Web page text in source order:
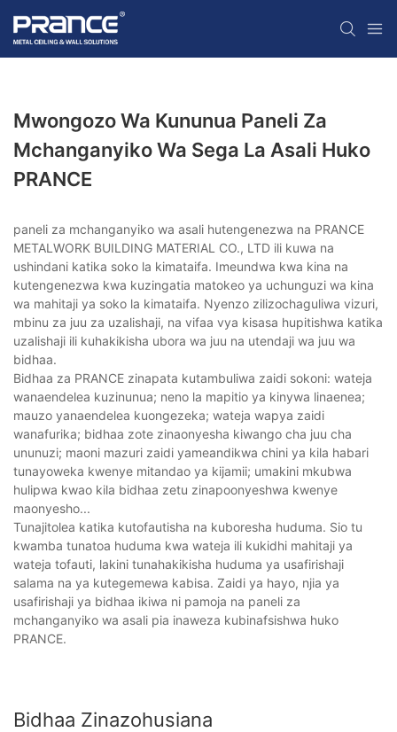
Mwongozo Wa Kununua Paneli Za
Mchanganyiko Wa Sega La Asali Huko
PRANCE
paneli za mchanganyiko wa asali hutengenezwa na PRANCE
METALWORK BUILDING MATERIAL CO., LTD ili kuwa na
ushindani katika soko la kimataifa. Imeundwa kwa kina na
kutengenezwa kwa kuzingatia matokeo ya uchunguzi wa kina
wa mahitaji ya soko la kimataifa. Nyenzo zilizochaguliwa vizuri,
mbinu za juu za uzalishaji, na vifaa vya kisasa hupitishwa katika
uzalishaji ili kuhakikisha ubora wa juu na utendaji wa juu wa
bidhaa.
Bidhaa za PRANCE zinapata kutambuliwa zaidi sokoni: wateja
wanaendelea kuzinunua; neno la mapitio ya kinywa linaenea;
mauzo yanaendelea kuongezeka; wateja wapya zaidi
wanafurika; bidhaa zote zinaonyesha kiwango cha juu cha
ununuzi; maoni mazuri zaidi yameandikwa chini ya kila habari
tunayoweka kwenye mitandao ya kijamii; umakini mkubwa
hulipwa kwao kila bidhaa zetu zinapoonyeshwa kwenye
maonyesho...
Tunajitolea katika kutofautisha na kuboresha huduma. Sio tu
kwamba tunatoa huduma kwa wateja ili kukidhi mahitaji ya
wateja tofauti, lakini tunahakikisha huduma ya usafirishaji
salama na ya kutegemewa kabisa. Zaidi ya hayo, njia ya
usafirishaji ya bidhaa ikiwa ni pamoja na paneli za
mchanganyiko wa asali pia inaweza kubinafsishwa huko
PRANCE.
Bidhaa Zinazohusiana